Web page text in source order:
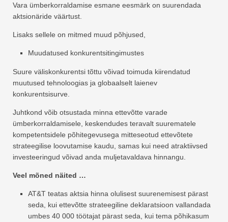
Vara ümberkorraldamise esmane eesmärk on suurendada
aktsionäride väärtust.
Lisaks sellele on mitmed muud põhjused,
Muudatused konkurentsitingimustes
Suure väliskonkurentsi tõttu võivad toimuda kiirendatud
muutused tehnoloogias ja globaalselt laienev
konkurentsisurve.
Juhtkond võib otsustada minna ettevõtte varade
ümberkorraldamisele, keskendudes teravalt suurematele
kompetentsidele põhitegevusega mitteseotud ettevõtete
strateegilise loovutamise kaudu, samas kui need atraktiivsed
investeeringud võivad anda muljetavaldava hinnangu.
Veel mõned näited …
AT&T teatas aktsia hinna olulisest suurenemisest pärast
seda, kui ettevõtte strateegiline deklaratsioon vallandada
umbes 40 000 töötajat pärast seda, kui tema põhikasum